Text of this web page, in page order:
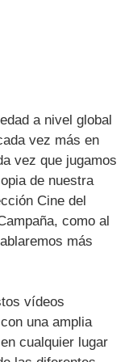
a nivel global
vez más en
vez que jugamos
de nuestra
Cine del
como al
más
vídeos
una amplia
cualquier lugar